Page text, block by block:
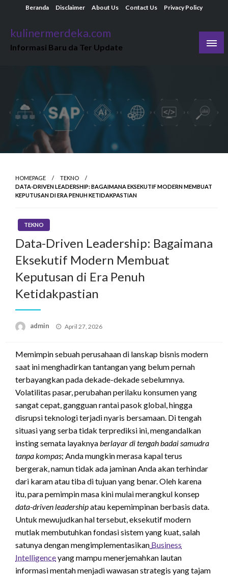
content
Beranda Disclaimer About Us Contact Us Privacy Policy
kulinermerdeka.com
Informasi Baru da Ter Update
HOMEPAGE
TEKNO
DATA-DRIVEN LEADERSHIP: BAGAIMANA EKSEKUTIF MODERN MEMBUAT
KEPUTUSAN DI ERA PENUH KETIDAKPASTIAN
TEKNO
Data-Driven Leadership: Bagaimana
Eksekutif Modern Membuat
Keputusan di Era Penuh
Ketidakpastian
admin
Posted
April 27, 2026
Memimpin sebuah perusahaan di lanskap bisnis modern
saat ini menghadirkan tantangan yang belum pernah
terbayangkan pada dekade-dekade sebelumnya.
Volatilitas pasar, perubahan perilaku konsumen yang
sangat cepat, gangguan rantai pasok global, hingga
disrupsi teknologi terjadi nyaris bersamaan. Di tengah
situasi yang serba tidak terprediksi ini, mengandalkan
insting semata layaknyaberlayar di tengah badai samudra
tanpa kompas; Anda mungkin merasa kapal terus
bergerak, namun tidak ada jaminan Anda akan terhindar
dari karam atau tiba di tujuan yang benar. Oleh karena
itu, para pemimpin masa kini mulai merangkul konsep
data-driven leadershipatau kepemimpinan berbasis data.
Untuk mewujudkan hal tersebut, eksekutif modern
mutlak membutuhkan fondasi sistem yang kuat, salah
satunya dengan mengimplementasikan Business
Intelligenceyang mampu menerjemahkan lautan
informasi mentah menjadi wawasan strategis yang tajam